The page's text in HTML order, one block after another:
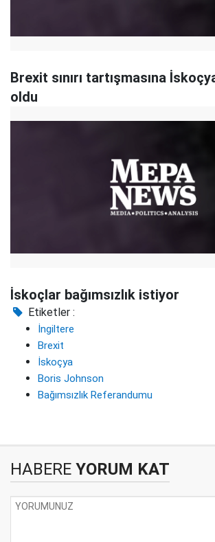
Brexit sınırı tartışmasına
oldu
İskoçlar bağımsızlık istiyor
Etiketler :
İngiltere
Brexit
İskoçya
Boris Johnson
Bağımsızlık Referandumu
HABERE YORUM KAT